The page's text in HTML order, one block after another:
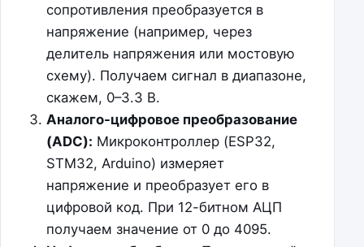
сопротивления преобразуется в
напряжение (например, через
делитель напряжения или мостовую
схему). Получаем сигнал в диапазоне,
скажем, 0–3.3 В.
Аналого-цифровое преобразование
(ADC): Микроконтроллер (ESP32,
STM32, Arduino) измеряет
напряжение и преобразует его в
цифровой код. При 12-битном АЦП
получаем значение от 0 до 4095.